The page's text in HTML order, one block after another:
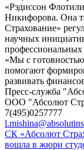
«Рэдиссон
Никифорова. Она
Страхование»
научных
«Мы с
помогают
развивать
Пресс-служба
ООО "Абсолют
7(495)0257777
СК «Абсолют
вошла в жюри